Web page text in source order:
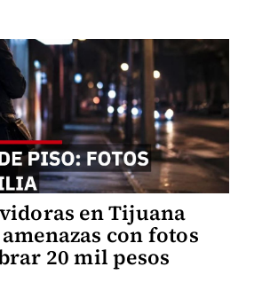
en Tijuana
con fotos
20 mil pesos